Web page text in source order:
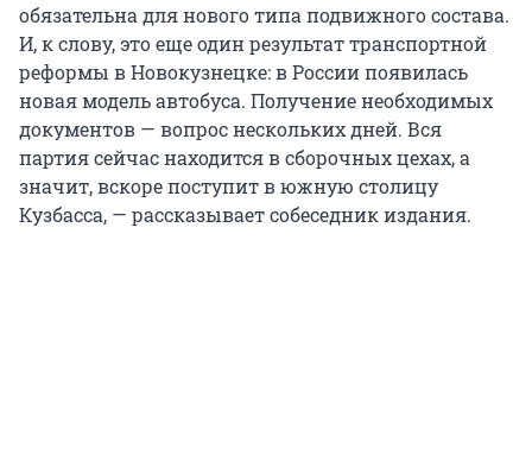
обязательна для нового типа подвижного состава.
И, к слову, это еще один результат транспортной
реформы в Новокузнецке: в России появилась
новая модель автобуса. Получение необходимых
документов — вопрос нескольких дней. Вся
партия сейчас находится в сборочных цехах, а
значит, вскоре поступит в южную столицу
Кузбасса, — рассказывает собеседник издания.